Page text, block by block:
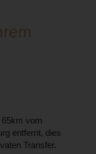
vom
entfernt, dies
Transfer.